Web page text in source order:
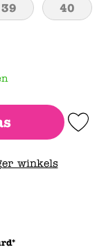
39 40
Add to
winkels